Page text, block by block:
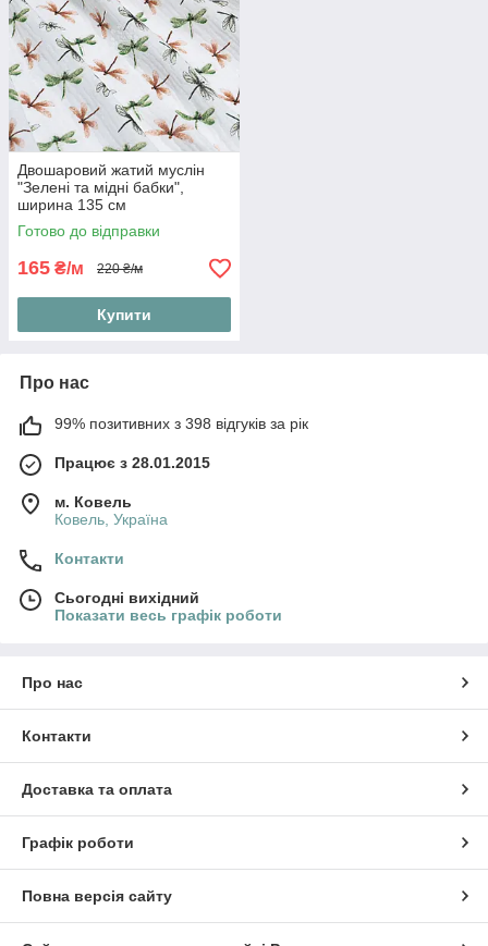
Двошаровий жатий муслін
"Зелені та мідні бабки",
ширина 135 см
Готово до відправки
165 ₴/м 220 ₴/м
Купити
Про нас
99% позитивних з 398 відгуків за рік
Працює з 28.01.2015
м. Ковель
Ковель, Україна
Контакти
Сьогодні вихідний
Показати весь графік роботи
Про нас
Контакти
Доставка та оплата
Графік роботи
Повна версія сайту